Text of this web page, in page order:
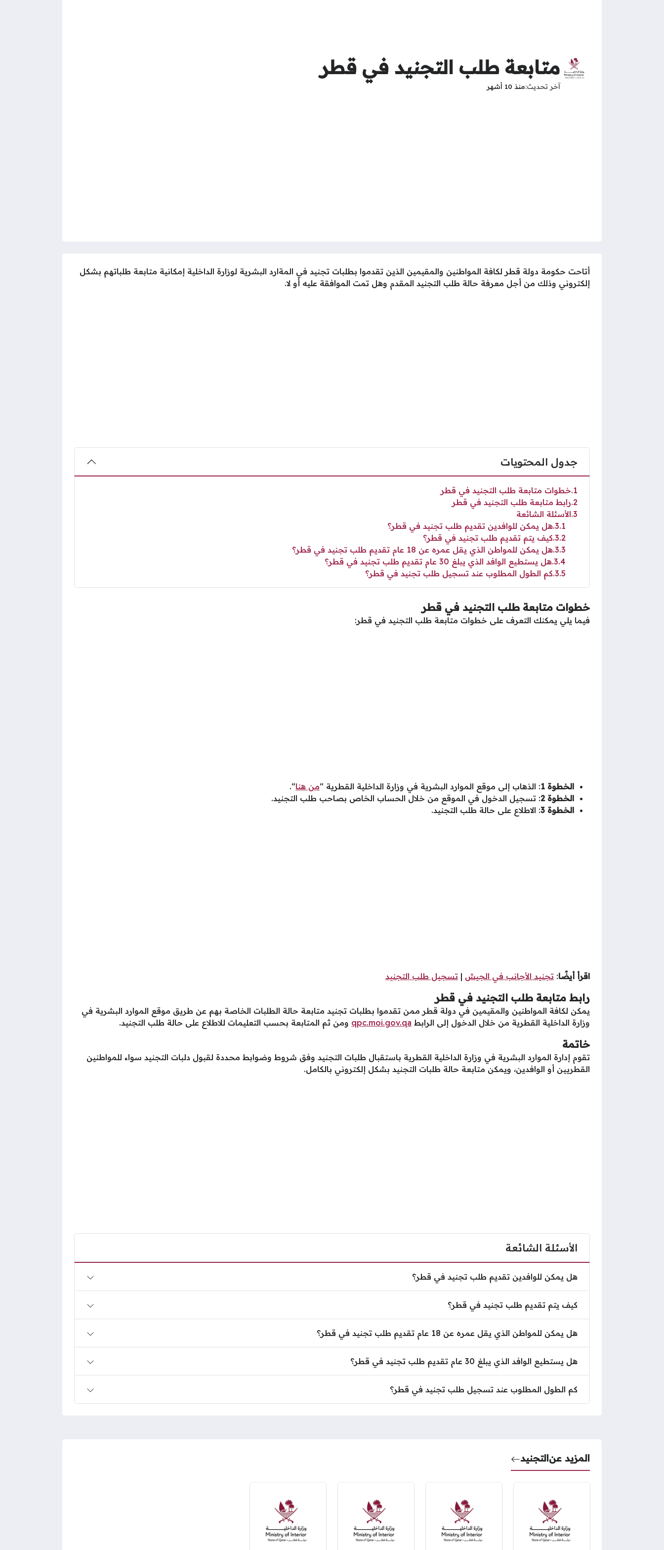
متابعة طلب التجنيد في قطر
آخر تحديث منذ 10 أشهر
أتاحت حكومة دولة قطر لكافة المواطنين والمقيمين الذين تقدموا بطلبات تجنيد في المةارد البشرية لوزارة الداخلية إمكانية متابعة طلباتهم بشكل
إلكتروني وذلك من أجل معرفة حالة طلب التجنيد المقدم وهل تمت الموافقة عليه أو لا.
جدول المحتويات
1 خطوات متابعة طلب التجنيد في قطر
2 رابط متابعة طلب التجنيد في قطر
3 الأسئلة الشائعة
3.1 هل يمكن للوافدين تقديم طلب تجنيد في قطر؟
3.2 كيف يتم تقديم طلب تجنيد في قطر؟
3.3 هل يمكن للمواطن الذي يقل عمره عن 18 عام تقديم طلب تجنيد في قطر؟
3.4 هل يستطيع الوافد الذي يبلغ 30 عام تقديم طلب تجنيد في قطر؟
3.5 كم الطول المطلوب عند تسجيل طلب تجنيد في قطر؟
خطوات متابعة طلب التجنيد في قطر
فيما يلي يمكنك التعرف على خطوات متابعة طلب التجنيد في قطر:
الخطوة 1 : الذهاب إلى موقع الموارد البشرية في وزارة الداخلية القطرية “من هنا“.
الخطوة 2 : تسجيل الدخول في الموقع من خلال الحساب الخاص بصاحب طلب التجنيد.
الخطوة 3
: الاطلاع على حالة طلب التجنيد.
اقرأ أيضًا: تجنيد الأجانب في الجيش | تسجيل طلب التجنيد
رابط متابعة طلب التجنيد في قطر
يمكن لكافة المواطنين والمقيمين في دولة قطر ممن تقدموا بطلبات تجنيد متابعة حالة الطلبات الخاصة بهم عن طريق موقع الموارد البشرية في
وزارة الداخلية القطرية من خلال الدخول إلى الرابط qpc.moi.gov.qa ومن ثم المتابعة بحسب التعليمات للاطلاع على حالة طلب التجنيد.
خاتمة
تقوم إدارة الموارد البشرية في وزارة الداخلية القطرية باستقبال طلبات التجنيد وفق شروط وضوابط محددة لقبول دلبات التجنيد سواء للمواطنين
القطريين أو الوافدين، ويمكن متابعة حالة طلبات التجنيد بشكل إلكتروني بالكامل.
الأسئلة الشائعة
هل يمكن للوافدين تقديم طلب تجنيد في قطر؟
كيف يتم تقديم طلب تجنيد في قطر؟
هل يمكن للمواطن الذي يقل عمره عن 18 عام تقديم طلب تجنيد في قطر؟
هل يستطيع الوافد الذي يبلغ 30 عام تقديم طلب تجنيد في قطر؟
كم الطول المطلوب عند تسجيل طلب تجنيد في قطر؟
المزيد عنالتجنيد